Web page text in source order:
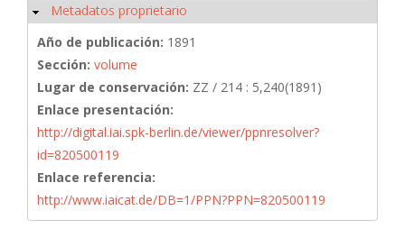
Ocultar
Metadatos proprietario
Año de publicación: 1891
Sección: volume
Lugar de conservación: ZZ / 214 : 5,240(1891)
Enlace presentación:
http://digital.iai.spk-berlin.de/viewer/ppnresolver?
id=820500119
Enlace referencia:
http://www.iaicat.de/DB=1/PPN?PPN=820500119